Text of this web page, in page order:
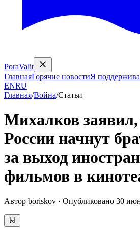
PoraValit
ГлавнаяГорячие новостиЯ
ENRU
Главная/Война/Статьи
Михалков
России начнут
за выход
фильмов в
Автор boriskov · Опубликовано 30